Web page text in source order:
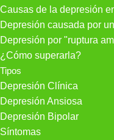
Causas de la depresión
Depresión causada por
Depresión por "ruptura
¿Cómo superarla?
Tipos
Depresión Clínica
Depresión Ansiosa
Depresión Bipolar
Síntomas